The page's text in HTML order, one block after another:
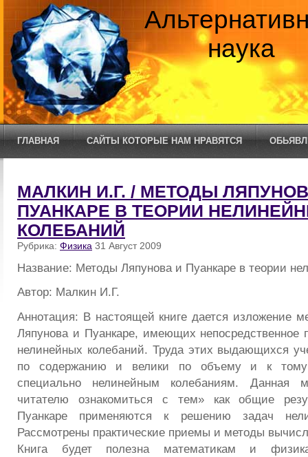
наука
ГЛАВНАЯ САЙТЫ КОТОРЫЕ НАМ НРАВЯТСЯ
МАЛКИН И.Г. / МЕТОДЫ
ПУАНКАРЕ В ТЕОРИИ
КОЛЕБАНИЙ
Рубрика: Физика 31 Август 2009
Название: Методы Ляпунова и Пуанкаре в теории
Автор: Малкин И.Г.
Аннотация: В настоящей книге дается изложение
Ляпунова и Пуанкаре, имеющих непосредственное
нелинейных колебаний. Труда этих выдающихся
по содержанию и велики по объему и к
специально нелинейным колебаниям. Данная
читателю ознакомиться с тем» как общие
Пуанкаре применяются к решению задач
Рассмотрены практические приемы и методы
Книга будет полезна математикам и